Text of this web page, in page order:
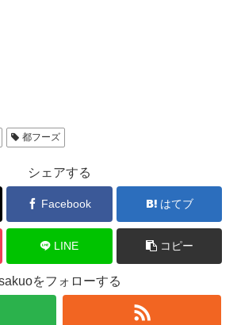
都フーズ
シェアする
Facebook はてブ
LINE コピー
をフォローする